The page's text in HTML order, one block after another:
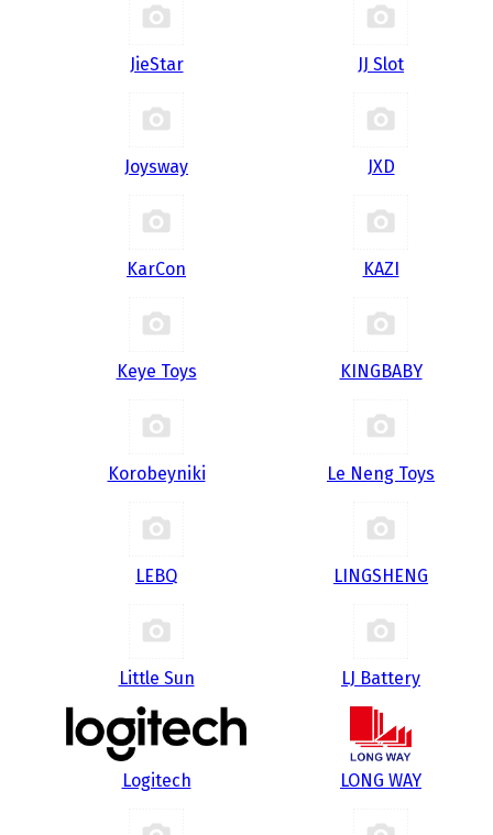
JieStar JJ Slot
Joysway JXD
KarCon KAZI
Keye Toys KINGBABY
Korobeyniki Le Neng Toys
LEBQ LINGSHENG
Little Sun LJ Battery
Logitech LONG WAY